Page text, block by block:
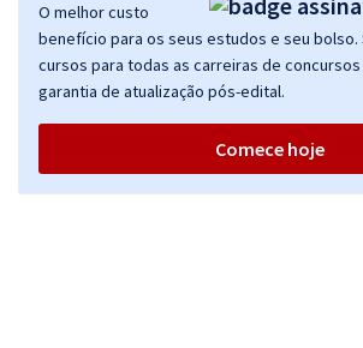
O melhor custo
benefício para os seus estudos e seu bolso.
cursos para todas as carreiras de
garantia de atualização pós-edital.
Comece hoje